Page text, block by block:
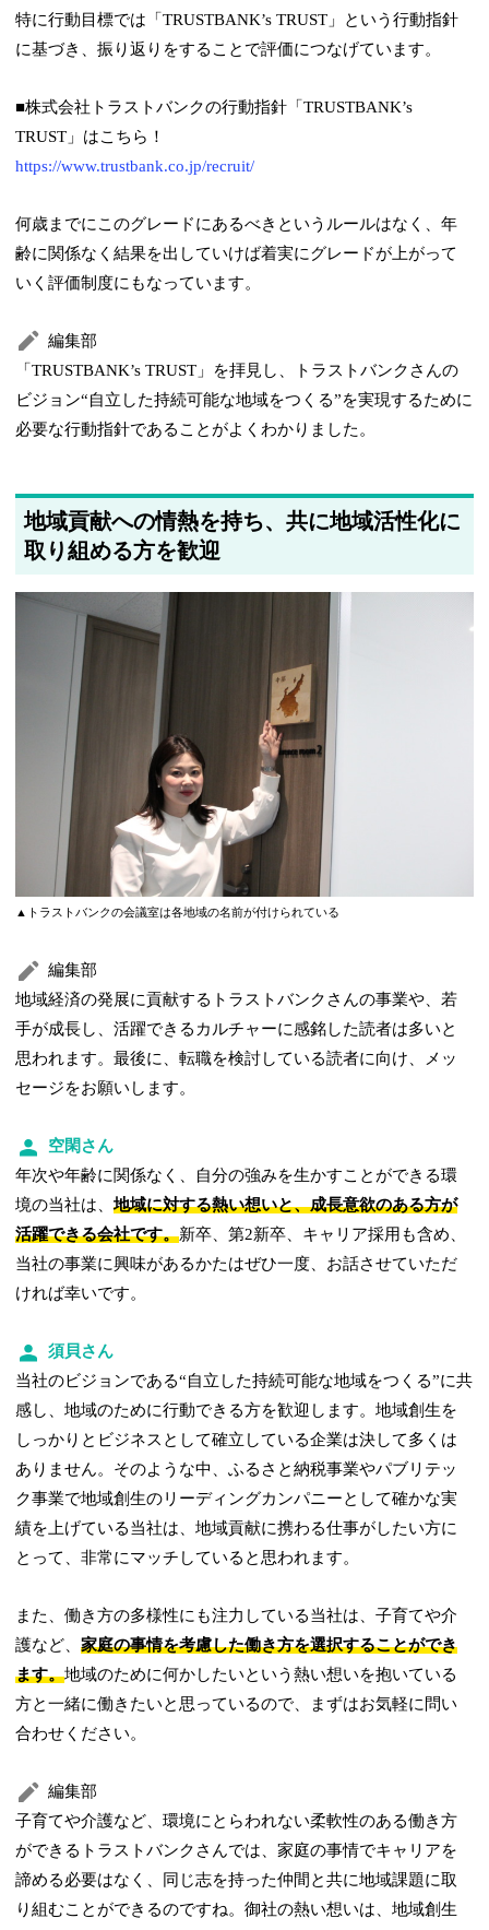
特に行動目標では「TRUSTBANK’s TRUST」という行動指針
に基づき、振り返りをすることで評価につなげています。
■株式会社トラストバンクの行動指針「TRUSTBANK’s
TRUST」はこちら！
https://www.trustbank.co.jp/recruit/
何歳までにこのグレードにあるべきというルールはなく、年
齢に関係なく結果を出していけば着実にグレードが上がって
いく評価制度にもなっています。
編集部
「TRUSTBANK’s TRUST」を拝見し、トラストバンクさんの
ビジョン“自立した持続可能な地域をつくる”を実現するために
必要な行動指針であることがよくわかりました。
地域貢献への情熱を持ち、共に地域活性化に
取り組める方を歓迎
▲トラストバンクの会議室は各地域の名前が付けられている
編集部
地域経済の発展に貢献するトラストバンクさんの事業や、若
手が成長し、活躍できるカルチャーに感銘した読者は多いと
思われます。最後に、転職を検討している読者に向け、メッ
セージをお願いします。
空閑さん
年次や年齢に関係なく、自分の強みを生かすことができる環
境の当社は、地域に対する熱い想いと、成長意欲のある方が
活躍できる会社です。新卒、第2新卒、キャリア採用も含め、
当社の事業に興味があるかたはぜひ一度、お話させていただ
ければ幸いです。
須貝さん
当社のビジョンである“自立した持続可能な地域をつくる”に共
感し、地域のために行動できる方を歓迎します。地域創生を
しっかりとビジネスとして確立している企業は決して多くは
ありません。そのような中、ふるさと納税事業やパブリテッ
ク事業で地域創生のリーディングカンパニーとして確かな実
績を上げている当社は、地域貢献に携わる仕事がしたい方に
とって、非常にマッチしていると思われます。
また、働き方の多様性にも注力している当社は、子育てや介
護など、家庭の事情を考慮した働き方を選択することができ
ます。地域のために何かしたいという熱い想いを抱いている
方と一緒に働きたいと思っているので、まずはお気軽に問い
合わせください。
編集部
子育てや介護など、環境にとらわれない柔軟性のある働き方
ができるトラストバンクさんでは、家庭の事情でキャリアを
諦める必要はなく、同じ志を持った仲間と共に地域課題に取
り組むことができるのですね。御社の熱い想いは、地域創生